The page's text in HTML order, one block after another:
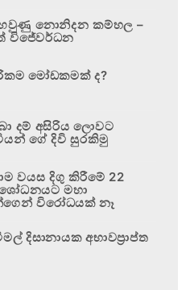
නොනිදන කම්හල –
විජේවර්ධන
මෝඩකමක් ද?
දම් අසිරිය ලොවට
ගේ දිවි සුරකිමු
වයස දිගු කිරීමේ 22
මහා
විරෝධයක් නෑ
දිසානායක අභාවප්‍රාප්ත